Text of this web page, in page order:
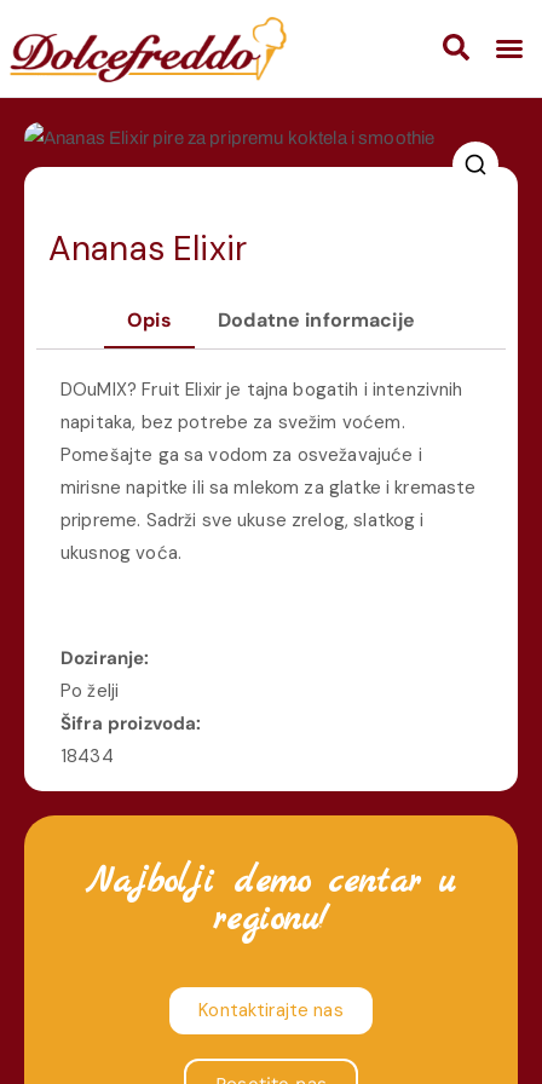
Ananas Elixir
Opis Dodatne informacije
DOuMIX? Fruit Elixir je tajna bogatih i intenzivnih
napitaka, bez potrebe za svežim voćem.
Pomešajte ga sa vodom za osvežavajuće i
mirisne napitke ili sa mlekom za glatke i kremaste
pripreme. Sadrži sve ukuse zrelog, slatkog i
ukusnog voća.
Doziranje:
Po želji
Šifra proizvoda:
18434
Najbolji demo centar u
regionu!
Kontaktirajte nas